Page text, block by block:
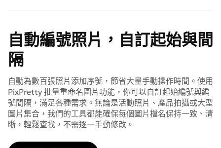
自動編號照片，自訂起始與間
隔
自動為數百張照片添加序號，節省大量手動操作時間。使用
PixPretty 批量重命名圖片功能，你可以自訂起始編號與編
號間隔，滿足各種需求。無論是活動照片、產品拍攝或大型
圖片集合，我們的工具都能確保每個圖片檔名保持一致、清
晰，輕鬆查找，不需逐一手動修改。